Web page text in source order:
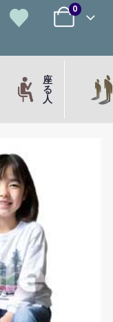
0
座
る
人